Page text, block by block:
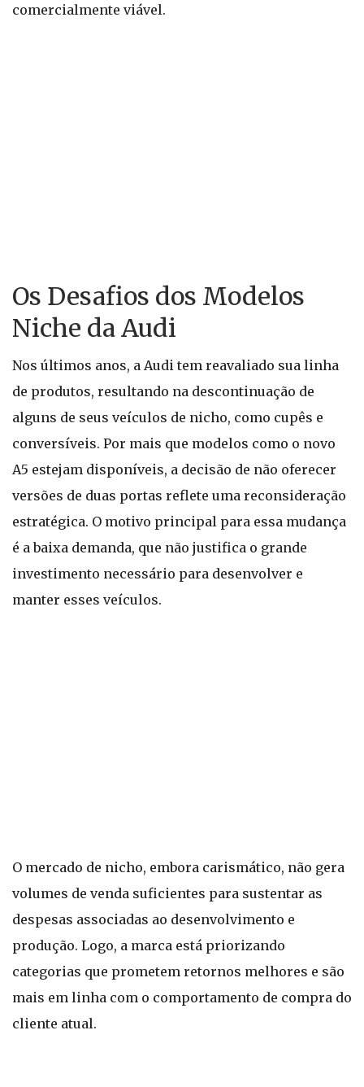
comercialmente viável.
Os Desafios dos Modelos
Niche da Audi
Nos últimos anos, a Audi tem reavaliado sua linha
de produtos, resultando na descontinuação de
alguns de seus veículos de nicho, como cupês e
conversíveis. Por mais que modelos como o novo
A5 estejam disponíveis, a decisão de não oferecer
versões de duas portas reflete uma reconsideração
estratégica. O motivo principal para essa mudança
é a baixa demanda, que não justifica o grande
investimento necessário para desenvolver e
manter esses veículos.
O mercado de nicho, embora carismático, não gera
volumes de venda suficientes para sustentar as
despesas associadas ao desenvolvimento e
produção. Logo, a marca está priorizando
categorias que prometem retornos melhores e são
mais em linha com o comportamento de compra do
cliente atual.